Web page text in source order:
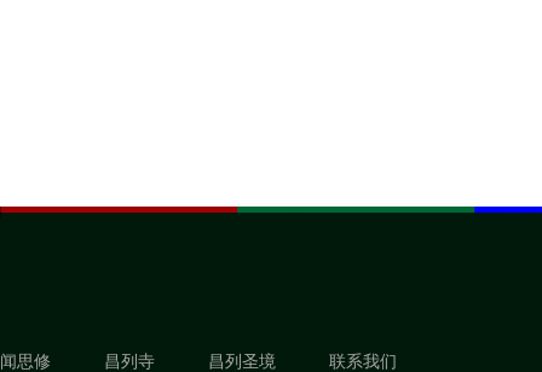
闻思修 昌列寺 昌列圣境 联系我们